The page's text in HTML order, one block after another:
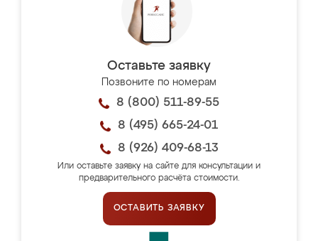
Оставьте заявку
Позвоните по номерам
8 (800) 511-89-55
8 (495) 665-24-01
8 (926) 409-68-13
Или оставьте заявку на сайте для консультации и
предварительного расчёта стоимости.
ОСТАВИТЬ ЗАЯВКУ